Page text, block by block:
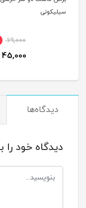
سیلیکونی
69,000
45,000
دیدگاه‌ها
دیدگاه خود را